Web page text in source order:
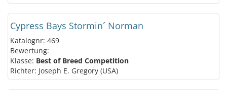
Cypress Bays Stormin´ Norman
Katalognr: 469
Bewertung:
Klasse: Best of Breed Competition
Richter: Joseph E. Gregory (USA)